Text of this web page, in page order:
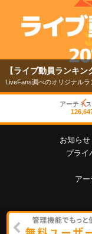
【ライブ動員ランキン
LiveFans調べのオリジナルラ
アーティ
お知らせ
プライ
ア